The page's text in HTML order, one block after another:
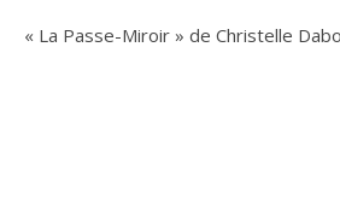
« La Passe-Miroir » de Christelle